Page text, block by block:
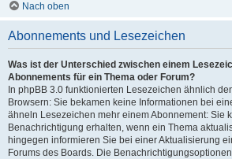
Nach oben
Abonnements und Lesezeichen
Was ist der Unterschied zwischen einem
Abonnements für ein Thema oder Forum?
In phpBB 3.0 funktionierten Lesezeichen ähnlich
Browsern: Sie bekamen keine Informationen bei
ähneln Lesezeichen mehr einem Abonnement: Sie
Benachrichtigung erhalten, wenn ein Thema
hingegen informieren Sie bei einer Aktualisierung
Forums des Boards. Die